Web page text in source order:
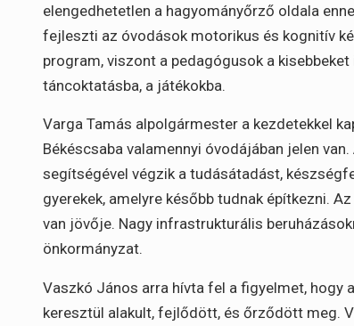
elengedhetetlen a hagyományőrző oldala
fejleszti az óvodások motorikus és kognitív
program, viszont a pedagógusok a
táncoktatásba, a játékokba.
Varga Tamás alpolgármester a kezdetekkel
Békéscsaba valamennyi óvodájában jelen
segítségével végzik a tudásátadást,
gyerekek, amelyre később tudnak építkezni.
van jövője. Nagy infrastrukturális
önkormányzat.
Vaszkó János arra hívta fel a figyelmet, hogy
keresztül alakult, fejlődött, és őrződött meg.